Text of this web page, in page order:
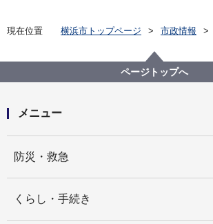
現在位置 横浜市トップページ
市政情報
【記者発表】市民による身近なまち
を選ぶ １次コンテスト開催！（まち
ページトップへ
メニュー
防災・救急
くらし・手続き